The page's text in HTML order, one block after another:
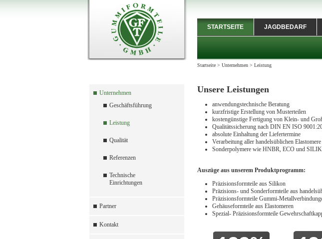
Unternehmen
Geschäftsführung
Leistung
Qualität
Referenzen
Technische
Einrichtungen
Partner
Kontakt
STARTSEITE JAGDBEDARF
Startseite> Unternehmen> Leistung
Unsere Leistungen
anwendungstechnische Beratung
kurzfristige Erstellung von Musterteilen
kostengünstige Fertigung von Klein- und
Qualitätssicherung nach DIN EN ISO
absolute Einhaltung der Liefertermine
Verarbeitung aller handelsüblichen
Sonderpolymere wie HNBR, ECO und
Auszüge aus unserem Produktprogramm:
Präzisionsformteile aus Silikon
Präzisions- und Sonderformteile aus
Präzisionsformteile Gummi-
Gehäuseformteile aus Elastomeren
Spezial- Präzisionsformteile